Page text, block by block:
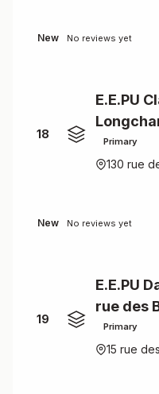
New No reviews yet
18
E.E.PU
Primary
130 rue
New No reviews yet
19
E.E.PU
rue des
Primary
15 rue